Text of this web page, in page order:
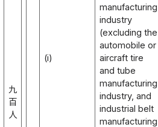
九
百
人
(i)
manufacturing
industry
(excluding the
automobile or
aircraft tire
and tube
manufacturing
industry, and
industrial belt
manufacturing